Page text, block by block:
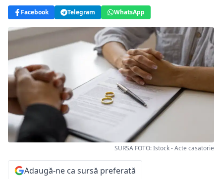
Facebook Telegram WhatsApp
SURSA FOTO: Istock - Acte casatorie
Adaugă-ne ca sursă preferată